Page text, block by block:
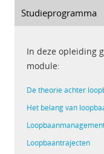
Studieprogramma
In deze opleiding
module:
De theorie achter
Het belang van
Loopbaantrajecten